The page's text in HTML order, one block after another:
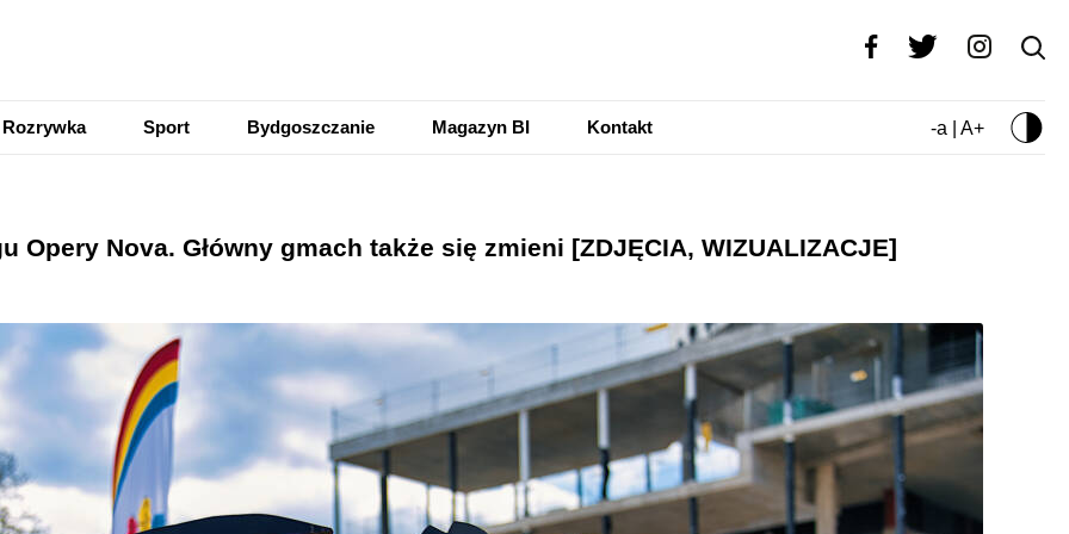
Rozrywka Sport Bydgoszczanie Magazyn BI Kontakt -a | A+
Opery Nova. Główny gmach także się zmieni [ZDJĘCIA, WIZUALIZACJE]